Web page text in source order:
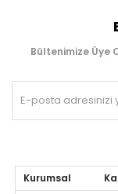
Bültenimize Üye
Kurumsal